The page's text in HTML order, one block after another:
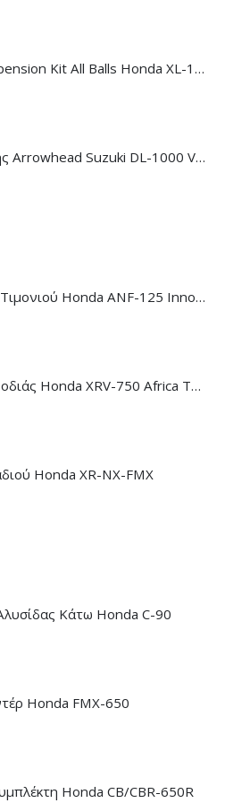
Front Suspension Kit All Balls Honda XL-1000V Varadero
Ανορθωτής Arrowhead Suzuki DL-1000 V'Strom
Αντίβαρο Τιμονιού Honda ANF-125 Innova
Λάστιχο Ποδιάς Honda XRV-750 Africa Twin
Honda XR-NX-FMX
Κάτω Honda C-90
Honda FMX-650
Honda CB/CBR-650R